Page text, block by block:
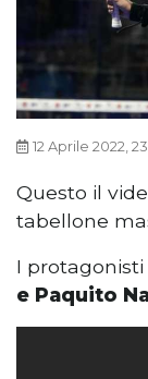
12 Aprile 2022,
Questo il
tabellone
I
e Paquito